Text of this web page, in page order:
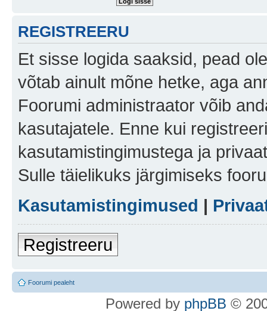
REGISTREERU
Et sisse logida saaksid, pead
võtab ainult mõne hetke, aga
Foorumi administraator võib
kasutajatele. Enne kui
kasutamistingimustega ja
Sulle täielikuks järgimiseks
Kasutamistingimused |
Registreeru
Foorumi pealeht
Powered by phpBB ©